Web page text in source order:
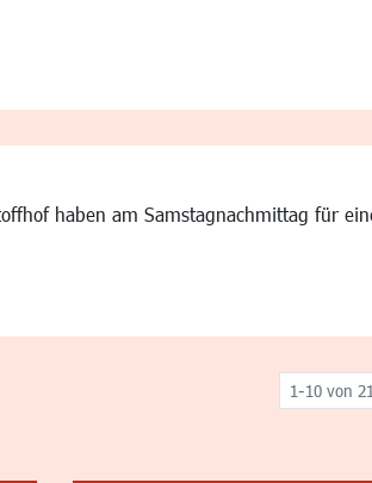
haben am Samstagnachmittag für
1-10 von